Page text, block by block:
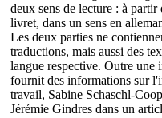
deux sens de lecture : à
livret, dans un sens en
Les deux parties ne
traductions, mais aussi des
langue respective. Outre une
fournit des informations sur
travail, Sabine Schaschl-
Jérémie Gindres dans un